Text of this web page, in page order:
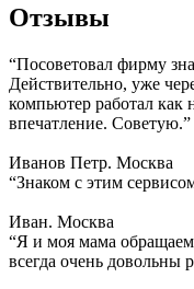
Отзывы
“Посоветовал фирму
Действительно, уже
компьютер работал как
впечатление. Советую.”
Иванов Петр. Москва
“Знаком с этим
Иван. Москва
“Я и моя мама
всегда очень довольны